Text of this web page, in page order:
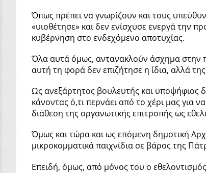
Όπως πρέπει να γνωρίζουν και τους
«υιοθέτησε» και δεν ενίσχυσε ενεργά την
κυβέρνηση στο ενδεχόμενο αποτυχίας.
Όλα αυτά όμως, αντανακλούν άσχημα στην
αυτή τη φορά δεν επιζήτησε η ίδια, αλλά
Ως ανεξάρτητος βουλευτής και υποψήφιος
κάνοντας ό,τι περνάει από το χέρι μας
διάθεση της οργανωτικής επιτροπής ως
Όμως και τώρα και ως επόμενη δημοτική
μικροκομματικά παιχνίδια σε βάρος της
Επειδή, όμως, από μόνος του ο